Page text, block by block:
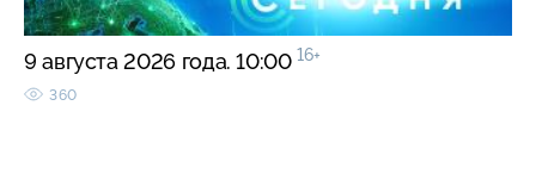
9 августа 2026 года. 10:00 16+
360